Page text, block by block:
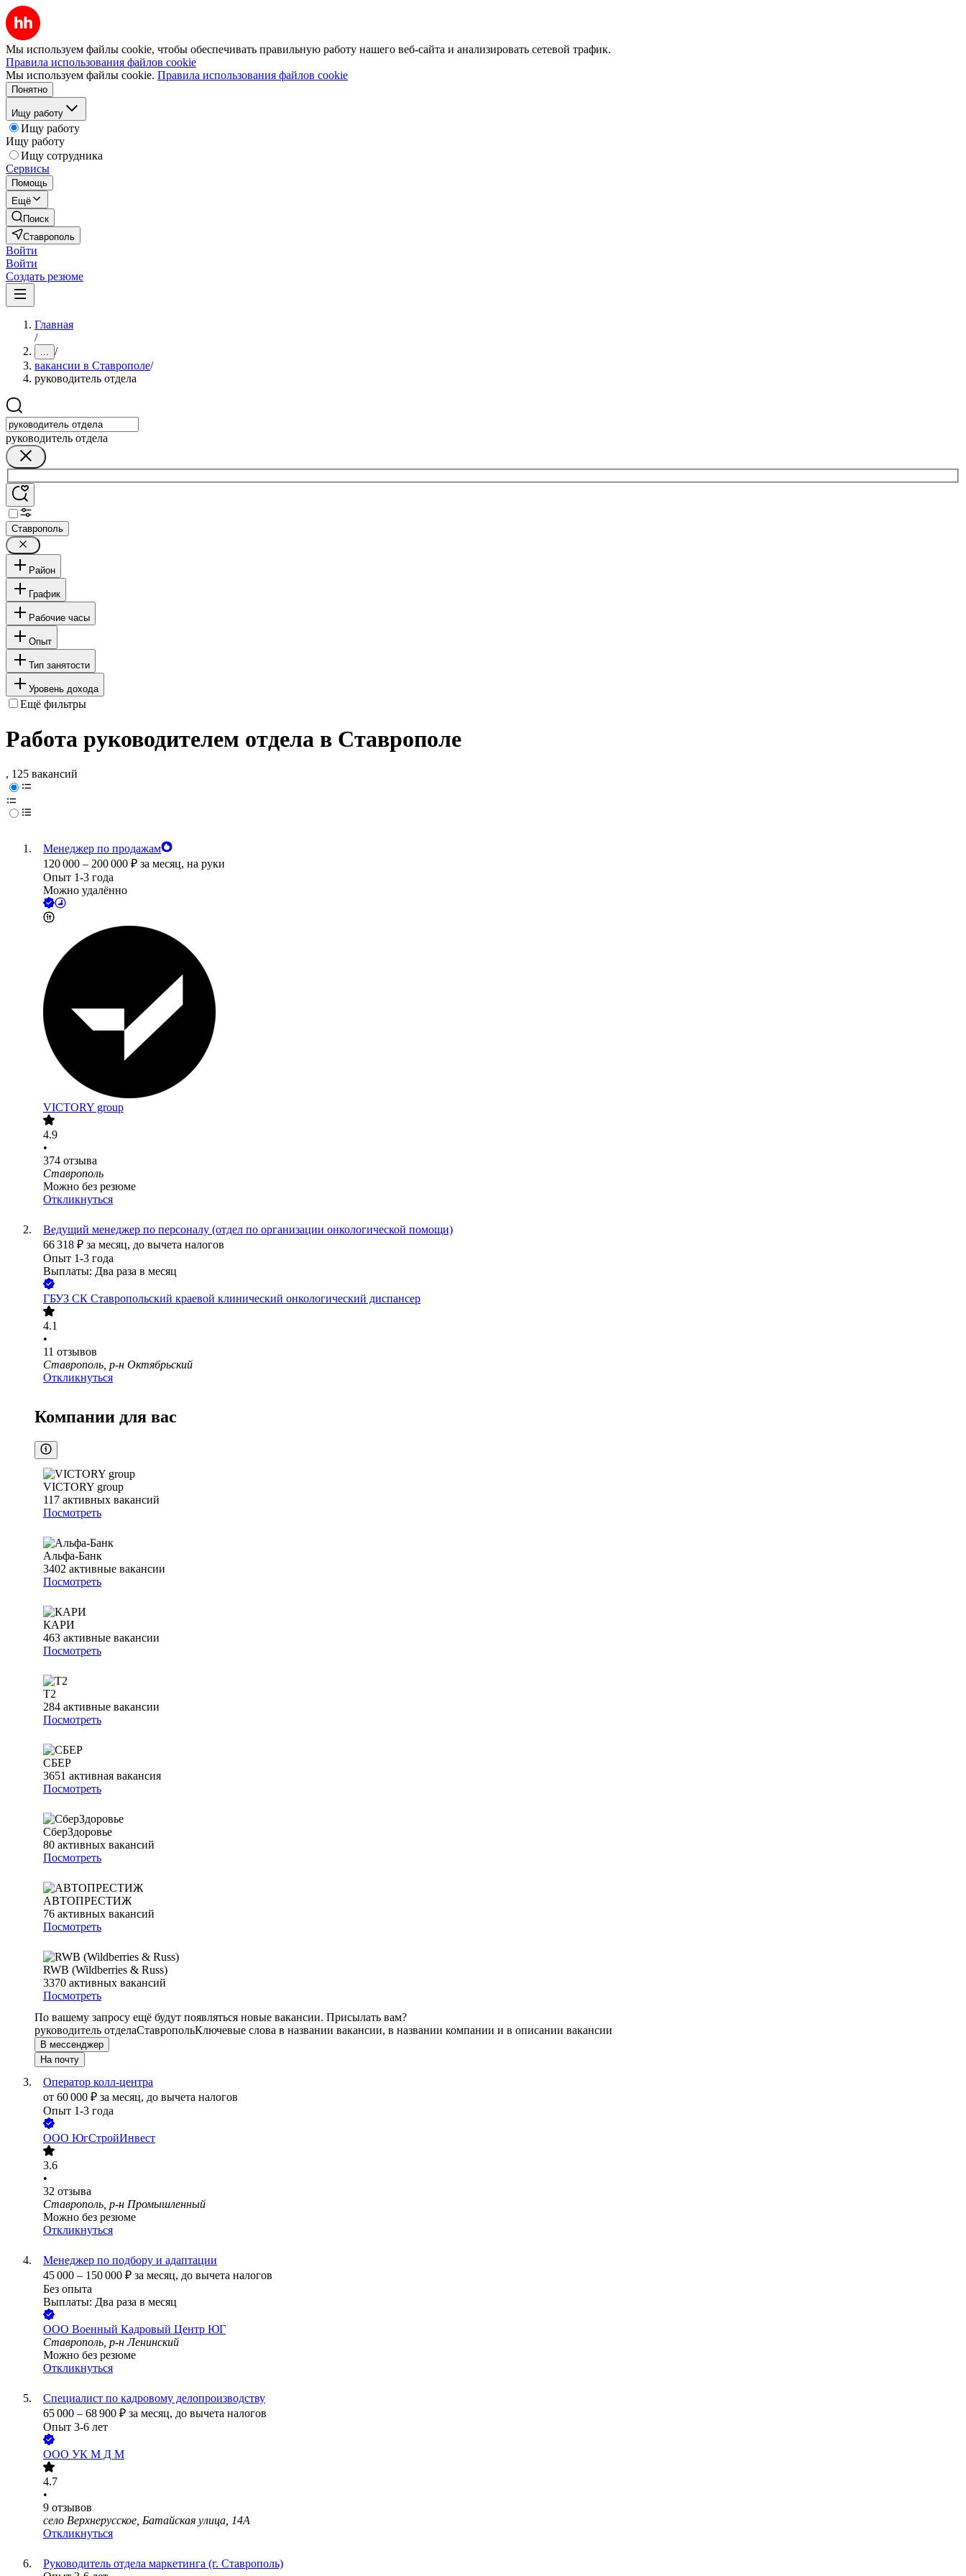
Мы используем файлы cookie, чтобы обеспечивать правильную работу нашего веб-сайта и анализировать сетевой трафик.
Правила использования файлов cookie
Мы используем файлы cookie. Правила использования файлов cookie
Понятно
Ищу работу
Ищу работу
Ищу работу
Ищу сотрудника
Сервисы
Помощь
Ещё
Поиск
Ставрополь
Войти
Войти
Создать резюме
Главная
/
... /
вакансии в Ставрополе/
руководитель отдела
руководитель отдела
Ставрополь
Район
График
Рабочие часы
Опыт
Тип занятости
Уровень дохода
Ещё фильтры
Работа руководителем отдела в Ставрополе
, 125 вакансий
Менеджер по продажам
120 000 – 200 000 ₽ за месяц, на руки
Опыт 1-3 года
Можно удалённо
VICTORY group
4.9
•
374 отзыва
Ставрополь
Можно без резюме
Откликнуться
Ведущий менеджер по персоналу (отдел по организации онкологической помощи)
66 318 ₽ за месяц, до вычета налогов
Опыт 1-3 года
Выплаты: Два раза в месяц
ГБУЗ СК Ставропольский краевой клинический онкологический диспансер
4.1
•
11 отзывов
Ставрополь, р-н Октябрьский
Откликнуться
Компании для вас
VICTORY group
117 активных вакансий
Посмотреть
Альфа-Банк
3402 активные вакансии
Посмотреть
КАРИ
463 активные вакансии
Посмотреть
T2
284 активные вакансии
Посмотреть
СБЕР
3651 активная вакансия
Посмотреть
СберЗдоровье
80 активных вакансий
Посмотреть
АВТОПРЕСТИЖ
76 активных вакансий
Посмотреть
RWB (Wildberries & Russ)
3370 активных вакансий
Посмотреть
По вашему запросу ещё будут появляться новые вакансии. Присылать вам?
руководитель отделаСтавропольКлючевые слова в названии вакансии, в названии компании и в описании вакансии
В мессенджер
На почту
Оператор колл-центра
от 60 000 ₽ за месяц, до вычета налогов
Опыт 1-3 года
ООО ЮгСтройИнвест
3.6
•
32 отзыва
Ставрополь, р-н Промышленный
Можно без резюме
Откликнуться
Менеджер по подбору и адаптации
45 000 – 150 000 ₽ за месяц, до вычета налогов
Без опыта
Выплаты: Два раза в месяц
ООО Военный Кадровый Центр ЮГ
Ставрополь, р-н Ленинский
Можно без резюме
Откликнуться
Специалист по кадровому делопроизводству
65 000 – 68 900 ₽ за месяц, до вычета налогов
Опыт 3-6 лет
ООО УК М Д М
4.7
•
9 отзывов
село Верхнерусское, Батайская улица, 14А
Откликнуться
Руководитель отдела маркетинга (г. Ставрополь)